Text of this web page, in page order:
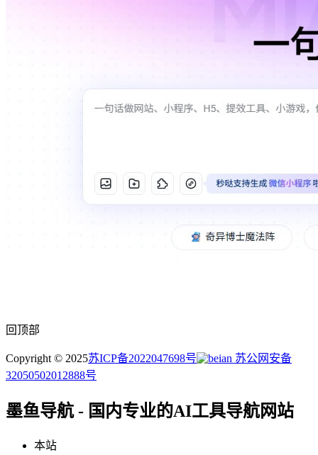
回顶部
Copyright © 2025苏ICP备2022047698号
苏公网安备
32050502012888号
墨鱼导航 - 国内专业的AI工具导航网站
本站